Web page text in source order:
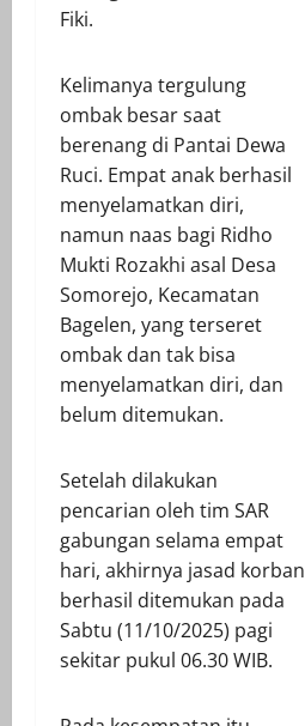
Fiki.
Kelimanya tergulung
ombak besar saat
berenang di Pantai Dewa
Ruci. Empat anak berhasil
menyelamatkan diri,
namun naas bagi Ridho
Mukti Rozakhi asal Desa
Somorejo, Kecamatan
Bagelen, yang terseret
ombak dan tak bisa
menyelamatkan diri, dan
belum ditemukan.
Setelah dilakukan
pencarian oleh tim SAR
gabungan selama empat
hari, akhirnya jasad korban
berhasil ditemukan pada
Sabtu (11/10/2025) pagi
sekitar pukul 06.30 WIB.